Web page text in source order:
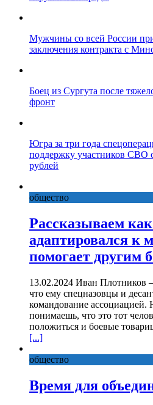
Мужчины со всей России
заключения контракта с
Боец из Сургута после
фронт
Югра за три года
поддержку участников СВО
рублей
общество
Рассказываем
адаптировался к
помогает другим
13.02.2024 Иван Плотников
что ему спецназовцы и
командование
понимаешь, что это тот
положиться и боевые
[...]
общество
Время для